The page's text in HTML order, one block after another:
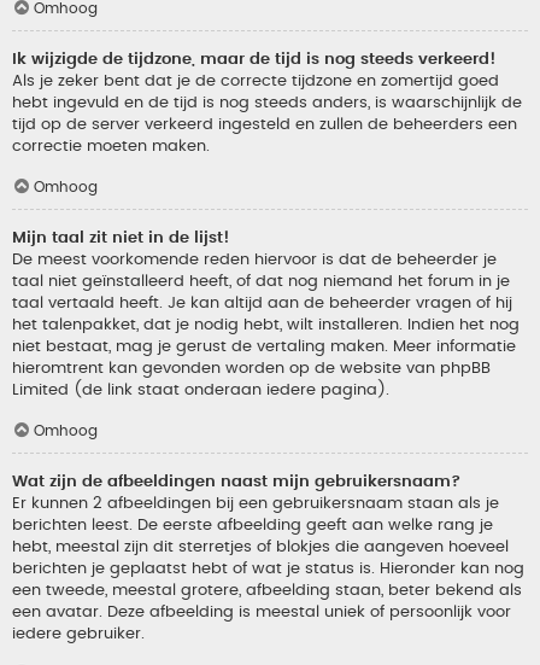
Omhoog
Ik wijzigde de tijdzone, maar de tijd is nog steeds verkeerd!
Als je zeker bent dat je de correcte tijdzone en zomertijd goed
hebt ingevuld en de tijd is nog steeds anders, is waarschijnlijk de
tijd op de server verkeerd ingesteld en zullen de beheerders een
correctie moeten maken.
Omhoog
Mijn taal zit niet in de lijst!
De meest voorkomende reden hiervoor is dat de beheerder je
taal niet geïnstalleerd heeft, of dat nog niemand het forum in je
taal vertaald heeft. Je kan altijd aan de beheerder vragen of hij
het talenpakket, dat je nodig hebt, wilt installeren. Indien het nog
niet bestaat, mag je gerust de vertaling maken. Meer informatie
hieromtrent kan gevonden worden op de website van phpBB
Limited (de link staat onderaan iedere pagina).
Omhoog
Wat zijn de afbeeldingen naast mijn gebruikersnaam?
Er kunnen 2 afbeeldingen bij een gebruikersnaam staan als je
berichten leest. De eerste afbeelding geeft aan welke rang je
hebt, meestal zijn dit sterretjes of blokjes die aangeven hoeveel
berichten je geplaatst hebt of wat je status is. Hieronder kan nog
een tweede, meestal grotere, afbeelding staan, beter bekend als
een avatar. Deze afbeelding is meestal uniek of persoonlijk voor
iedere gebruiker.